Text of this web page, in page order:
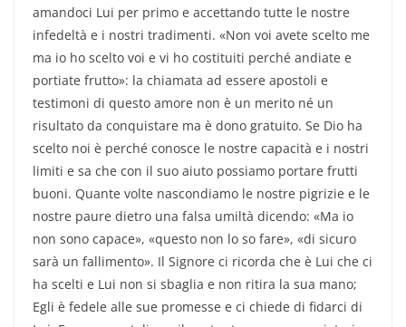
amandoci Lui per primo e accettando tutte le nostre
infedeltà e i nostri tradimenti. «Non voi avete scelto me
ma io ho scelto voi e vi ho costituiti perché andiate e
portiate frutto»: la chiamata ad essere apostoli e
testimoni di questo amore non è un merito né un
risultato da conquistare ma è dono gratuito. Se Dio ha
scelto noi è perché conosce le nostre capacità e i nostri
limiti e sa che con il suo aiuto possiamo portare frutti
buoni. Quante volte nascondiamo le nostre pigrizie e le
nostre paure dietro una falsa umiltà dicendo: «Ma io
non sono capace», «questo non lo so fare», «di sicuro
sarà un fallimento». Il Signore ci ricorda che è Lui che ci
ha scelti e Lui non si sbaglia e non ritira la sua mano;
Egli è fedele alle sue promesse e ci chiede di fidarci di